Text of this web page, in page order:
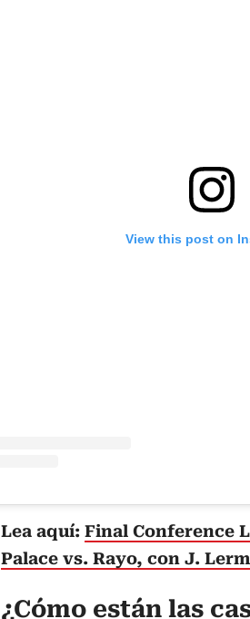
View this post on
Lea aquí: Final Conference
Palace vs. Rayo, con J.
¿Cómo están las